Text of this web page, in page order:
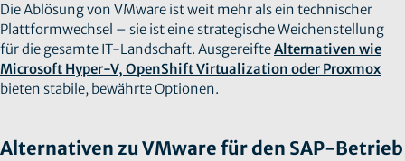
Die Ablösung von VMware ist weit mehr als ein technischer
Plattformwechsel – sie ist eine strategische Weichenstellung
für die gesamte IT‑Landschaft. AusgereifteAlternativen wie
Microsoft Hyper‑V, OpenShift Virtualization oder Proxmox
bieten stabile, bewährte Optionen.
Alternativen zu VMware für den SAP-Betrieb